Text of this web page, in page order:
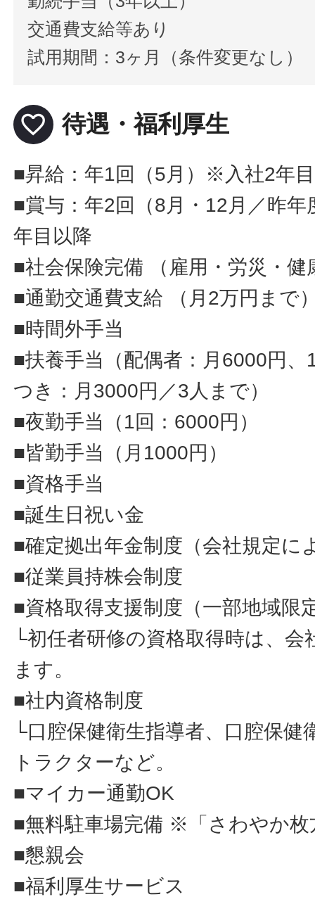
交通費支給等あり
試用期間：3ヶ月（条件変更なし）
favorite_border 待遇・福利厚生
■昇給：年1回（5月）※入社2年
■賞与：年2回（8月・12月／昨
年目以降
■社会保険完備 （雇用・労災・健
■通勤交通費支給 （月2万円まで
■時間外手当
■扶養手当（配偶者：月6000円
つき：月3000円／3人まで）
■夜勤手当（1回：6000円）
■皆勤手当（月1000円）
■資格手当
■誕生日祝い金
■確定拠出年金制度（会社規定に
■従業員持株会制度
■資格取得支援制度（一部地域限
└初任者研修の資格取得時は、
ます。
■社内資格制度
└口腔保健衛生指導者、口腔保
トラクターなど。
■マイカー通勤OK
■無料駐車場完備 ※「さわやか枚
■懇親会
■福利厚生サービス